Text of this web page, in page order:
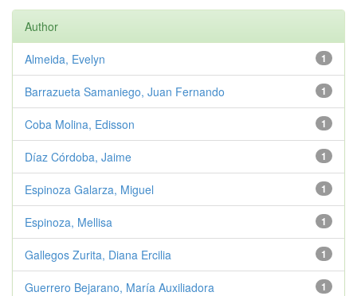
Author
1
Almeida, Evelyn
1
Barrazueta Samaniego, Juan Fernando
1
Coba Molina, Edisson
1
Díaz Córdoba, Jaime
1
Espinoza Galarza, Miguel
1
Espinoza, Mellisa
1
Gallegos Zurita, Diana Ercilia
1
Guerrero Bejarano, María Auxiliadora